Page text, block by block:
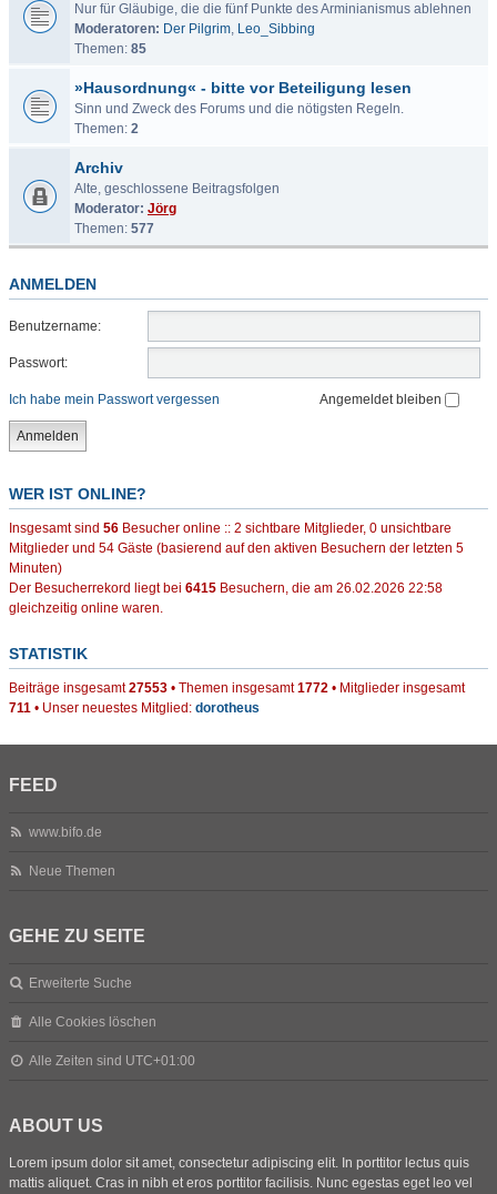
Nur für Gläubige, die die fünf Punkte des Arminianismus ablehnen
Moderatoren: Der Pilgrim, Leo_Sibbing
Themen: 85
»Hausordnung« - bitte vor Beteiligung lesen
Sinn und Zweck des Forums und die nötigsten Regeln.
Themen: 2
Archiv
Alte, geschlossene Beitragsfolgen
Moderator: Jörg
Themen: 577
ANMELDEN
Benutzername:
Passwort:
Ich habe mein Passwort vergessen Angemeldet bleiben
WER IST ONLINE?
Insgesamt sind 56 Besucher online :: 2 sichtbare Mitglieder, 0 unsichtbare
Mitglieder und 54 Gäste (basierend auf den aktiven Besuchern der letzten 5
Minuten)
Der Besucherrekord liegt bei 6415 Besuchern, die am 26.02.2026 22:58
gleichzeitig online waren.
STATISTIK
Beiträge insgesamt27553 • Themen insgesamt1772 • Mitglieder insgesamt
711 • Unser neuestes Mitglied: dorotheus
FEED
www.bifo.de
Neue Themen
GEHE ZU SEITE
Erweiterte Suche
Alle Cookies löschen
Alle Zeiten sind UTC+01:00
ABOUT US
Lorem ipsum dolor sit amet, consectetur adipiscing elit. In porttitor lectus quis
mattis aliquet. Cras in nibh et eros porttitor facilisis. Nunc egestas eget leo vel